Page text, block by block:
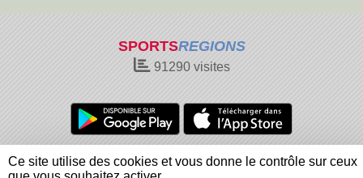
SPORTSREGIONS
91290visites
Charte cookies
Gestion des cookies
Informations légales
Signaler un contenu inapproprié
Ce site utilise des cookies et vous donne le contrôle sur ceux